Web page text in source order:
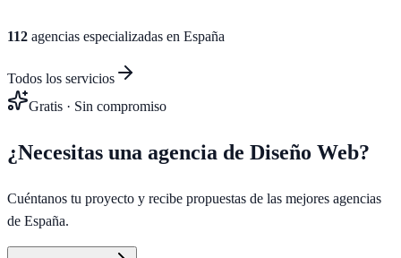
112 agencias especializadas en España
Todos los servicios
Gratis · Sin compromiso
¿Necesitas una agencia de Diseño Web?
Cuéntanos tu proyecto y recibe propuestas de las mejores agencias
de España.